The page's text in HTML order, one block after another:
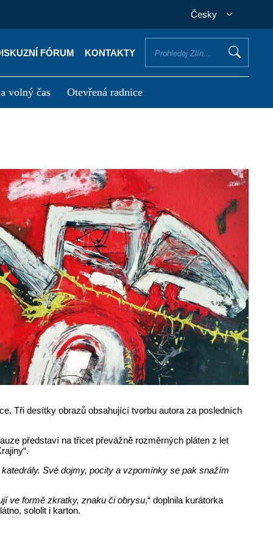
Česky
FÓRUM KONTAKTY
volný čas Otevřená radnice
Tři desítky obrazů obsahující tvorbu autora za posledních
představí na třicet převážně rozměrných pláten z let
Své dojmy, pocity a vzpomínky se pak snažím
ve formě zkratky, znaku či obrysu,“ doplnila kurátorka
sololit i karton.